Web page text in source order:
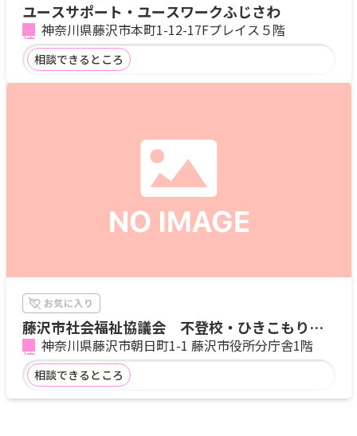
ユースサポート・ユースワークふじさわ
神奈川県藤沢市本町1-12-17Fプレイス５階
相談できるところ
藤沢市社会福祉協議会 不登校・ひきこもり相
談 神奈川県藤沢市朝日町1-1 藤沢市役所分庁舎1階
相談できるところ